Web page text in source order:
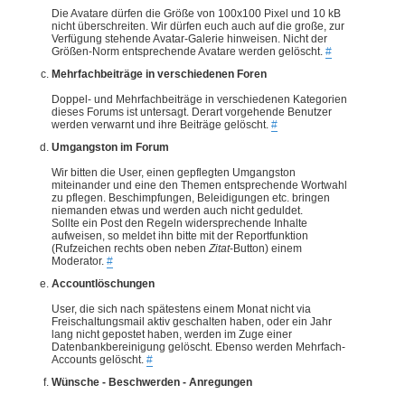
Die Avatare dürfen die Größe von 100x100 Pixel und 10 kB
nicht überschreiten. Wir dürfen euch auch auf die große, zur
Verfügung stehende Avatar-Galerie hinweisen. Nicht der
Größen-Norm entsprechende Avatare werden gelöscht.#
Mehrfachbeiträge in verschiedenen Foren
Doppel- und Mehrfachbeiträge in verschiedenen Kategorien
dieses Forums ist untersagt. Derart vorgehende Benutzer
werden verwarnt und ihre Beiträge gelöscht.#
Umgangston im Forum
Wir bitten die User, einen gepflegten Umgangston
miteinander und eine den Themen entsprechende Wortwahl
zu pflegen. Beschimpfungen, Beleidigungen etc. bringen
niemanden etwas und werden auch nicht geduldet.
Sollte ein Post den Regeln widersprechende Inhalte
aufweisen, so meldet ihn bitte mit der Reportfunktion
(Rufzeichen rechts oben nebenZitat-Button) einem
Moderator.#
Accountlöschungen
User, die sich nach spätestens einem Monat nicht via
Freischaltungsmail aktiv geschalten haben, oder ein Jahr
lang nicht gepostet haben, werden im Zuge einer
Datenbankbereinigung gelöscht. Ebenso werden Mehrfach-
Accounts gelöscht.#
Wünsche - Beschwerden - Anregungen